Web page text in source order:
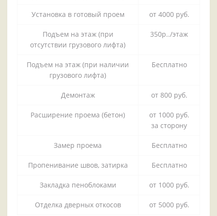
Установка в готовый проем от 4000 руб.
Подъем на этаж (при
отсутствии грузового лифта)
350р../этаж
Подъем на этаж (при наличии
грузового лифта)
Бесплатно
Демонтаж от 800 руб.
Расширение проема (бетон)
от 1000 руб.
за сторону
Замер проема Бесплатно
Пропенивание швов, затирка Бесплатно
Закладка пеноблоками от 1000 руб.
Отделка дверных откосов от 5000 руб.